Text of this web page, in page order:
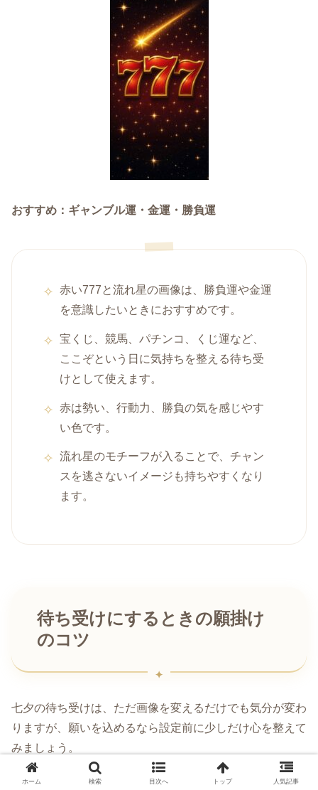
おすすめ：ギャンブル運・金運・勝負運
赤い777と流れ星の画像は、勝負運や金運
を意識したいときにおすすめです。
宝くじ、競馬、パチンコ、くじ運など、
ここぞという日に気持ちを整える待ち受
けとして使えます。
赤は勢い、行動力、勝負の気を感じやす
い色です。
流れ星のモチーフが入ることで、チャン
スを逃さないイメージも持ちやすくなり
ます。
待ち受けにするときの願掛け
のコツ
七夕の待ち受けは、ただ画像を変えるだけでも気分が変わ
りますが、願いを込めるなら設定前に少しだけ心を整えて
みましょう。
ホーム 検索 目次へ トップ 人気記事